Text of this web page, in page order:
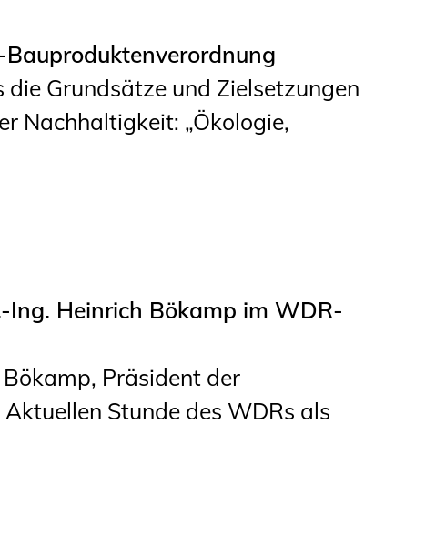
Presse
Kontakt und Anfahrt
Grundsätze und Zielsetzungen
Nachhaltigkeit: „Ökologie,
Ing. Heinrich Bökamp im WDR-
Präsident der
Stunde des WDRs als